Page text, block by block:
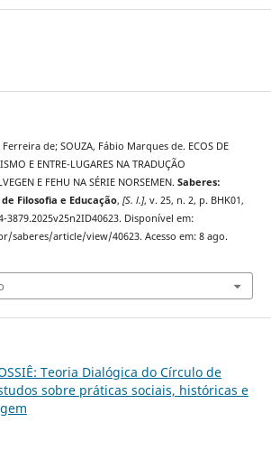
de; SOUZA, Fábio Marques de. ECOS DE
E ENTRE-LUGARES NA TRADUÇÃO
E FEHU NA SÉRIE NORSEMEN. Saberes:
Filosofia e Educação, [S. l.], v. 25, n. 2, p. BHK01,
3879.2025v25n2ID40623. Disponível em:
saberes/article/view/40623. Acesso em: 8 ago.
Teoria Dialógica do Círculo de
sobre práticas sociais, históricas e